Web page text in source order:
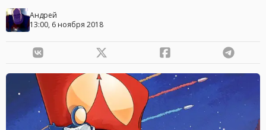
Андрей
13:00, 6 ноября 2018